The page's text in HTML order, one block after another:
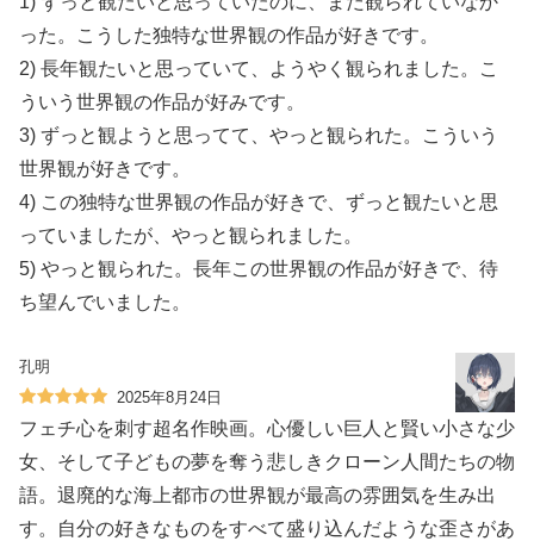
った。こうした独特な世界観の作品が好きです。
2) 長年観たいと思っていて、ようやく観られました。こ
ういう世界観の作品が好みです。
3) ずっと観ようと思ってて、やっと観られた。こういう
世界観が好きです。
4) この独特な世界観の作品が好きで、ずっと観たいと思
っていましたが、やっと観られました。
5) やっと観られた。長年この世界観の作品が好きで、待
ち望んでいました。
孔明
2025年8月24日
フェチ心を刺す超名作映画。心優しい巨人と賢い小さな少
女、そして子どもの夢を奪う悲しきクローン人間たちの物
語。退廃的な海上都市の世界観が最高の雰囲気を生み出
す。自分の好きなものをすべて盛り込んだような歪さがあ